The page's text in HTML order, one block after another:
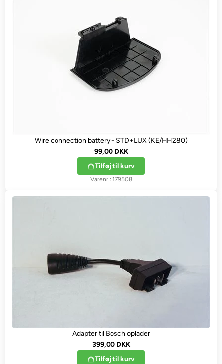
Wire connection battery - STD+LUX (KE/HH280)
99,00 DKK
Tilføj til kurv
179508
Adapter til Bosch oplader
399,00 DKK
Tilføj til kurv